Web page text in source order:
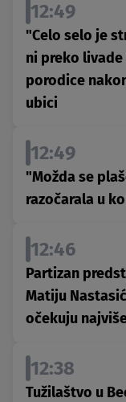
12:49
"Celo selo je
ni preko livade
porodice
ubici
12:49
"Možda se
razočarala u
12:46
Partizan
Matiju
očekuju
12:38
Tužilaštvo u